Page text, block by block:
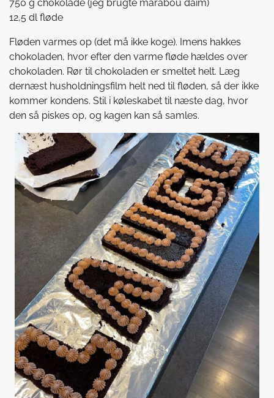
750 g chokolade (jeg brugte marabou daim)
12,5 dl fløde
Fløden varmes op (det må ikke koge). Imens hakkes
chokoladen, hvor efter den varme fløde hældes over
chokoladen. Rør til chokoladen er smeltet helt. Læg
dernæst husholdningsfilm helt ned til fløden, så der ikke
kommer kondens. Stil i køleskabet til næste dag, hvor
den så piskes op, og kagen kan så samles.